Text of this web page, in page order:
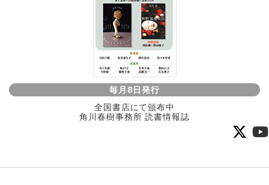
毎月8日発行
全国書店にて頒布中
角川春樹事務所 読書情報誌